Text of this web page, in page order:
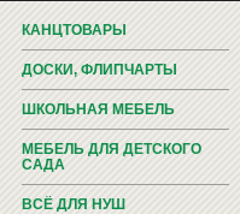
КАНЦТОВАРЫ
ДОСКИ, ФЛИПЧАРТЫ
ШКОЛЬНАЯ МЕБЕЛЬ
МЕБЕЛЬ ДЛЯ ДЕТСКОГО
САДА
ВСЁ ДЛЯ НУШ